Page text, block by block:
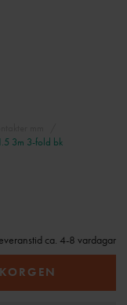
3m 3-fold bk
ca. 4-8 vardagar